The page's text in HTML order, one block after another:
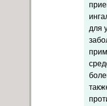
для